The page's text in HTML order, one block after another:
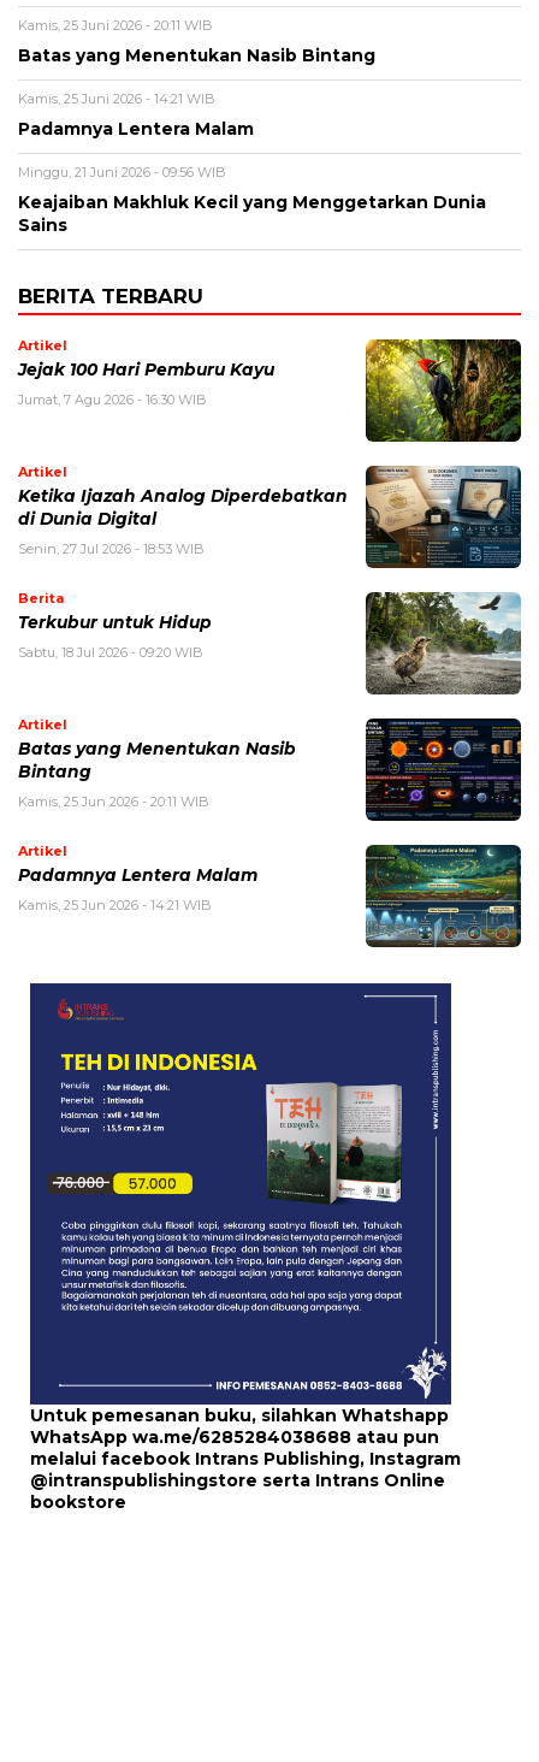
Kamis, 25 Juni 2026 - 20:11 WIB
Batas yang Menentukan Nasib Bintang
Kamis, 25 Juni 2026 - 14:21 WIB
Padamnya Lentera Malam
Minggu, 21 Juni 2026 - 09:56 WIB
Keajaiban Makhluk Kecil yang Menggetarkan Dunia
Sains
BERITA TERBARU
Artikel
Jejak 100 Hari Pemburu Kayu
Jumat, 7 Agu 2026 - 16:30 WIB
Artikel
Ketika Ijazah Analog Diperdebatkan
di Dunia Digital
Senin, 27 Jul 2026 - 18:53 WIB
Berita
Terkubur untuk Hidup
Sabtu, 18 Jul 2026 - 09:20 WIB
Artikel
Batas yang Menentukan Nasib
Bintang
Kamis, 25 Jun 2026 - 20:11 WIB
Artikel
Padamnya Lentera Malam
Kamis, 25 Jun 2026 - 14:21 WIB
Untuk pemesanan buku, silahkan Whatshapp
WhatsApp wa.me/6285284038688 atau pun
melalui facebook Intrans Publishing, Instagram
@intranspublishingstore serta Intrans Online
bookstore